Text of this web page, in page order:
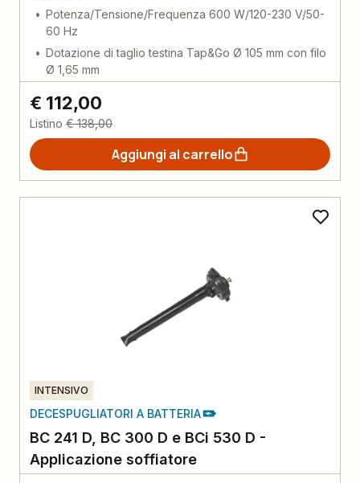
Potenza/Tensione/Frequenza 600 W/120-230 V/50-
60 Hz
Dotazione di taglio testina Tap&Go Ø 105 mm con filo
Ø 1,65 mm
€ 112,00
Listino € 138,00
Aggiungi al carrello
INTENSIVO
DECESPUGLIATORI A BATTERIA
BC 241 D, BC 300 D e BCi 530 D -
Applicazione soffiatore